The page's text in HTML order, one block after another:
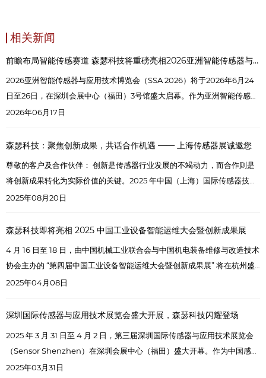
相关新闻
前瞻布局智能传感赛道 森瑟科技将重磅亮相2026亚洲智能传感器与应用技术博览会
2026亚洲智能传感器与应用技术博览会（SSA 2026）将于2026年6月24
日至26日，在深圳会展中心（福田）3号馆盛大启幕。作为亚洲智能传感领
域极具影响力的年度行业盛会，本次展会以“智能感知·无限求解”为核心，
决方案，为行业搭建技术交流、商贸对接、资源协同的优质平台，广受智
2026年06月17日
森瑟科技：聚焦创新成果，共话合作机遇 —— 上海传感器展诚邀您
尊敬的客户及合作伙伴： 创新是传感器行业发展的不竭动力，而合作则是
将创新成果转化为实际价值的关键。2025 年中国（上海）国际传感器技术
与应用展览会，便是一场汇聚创新成果、孕育合作机遇的行业盛会。森瑟
创新力量，共商合作未来。
2025年08月20日
森瑟科技即将亮相 2025 中国工业设备智能运维大会暨创新成果展
4 月 16 日至 18 日，由中国机械工业联合会与中国机电装备维修与改造技术
协会主办的 “第四届中国工业设备智能运维大会暨创新成果展” 将在杭州盛
大召开。届时，深圳市森瑟科技发展有限公司将携前沿产品与技术精彩亮
2025年04月08日
深圳国际传感器与应用技术展览会盛大开展，森瑟科技闪耀登场
​2025 年 3 月 31 日至 4 月 2 日，第三届深圳国际传感器与应用技术展览会
（Sensor Shenzhen）在深圳会展中心（福田）盛大开幕。作为中国感知
领域覆盖面最广、产业链最全面的展会，本届 Sensor Shenzhen 再次成
2025年03月31日